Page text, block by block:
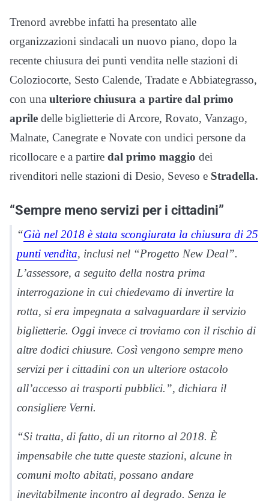
Trenord avrebbe infatti ha presentato alle
organizzazioni sindacali un nuovo piano, dopo la
recente chiusura dei punti vendita nelle stazioni di
Coloziocorte, Sesto Calende, Tradate e Abbiategrasso,
con una ulteriore chiusura a partire dal primo
aprile delle biglietterie di Arcore, Rovato, Vanzago,
Malnate, Canegrate e Novate con undici persone da
ricollocare e a partire dal primo maggio dei
rivenditori nelle stazioni di Desio, Seveso e Stradella.
“Sempre meno servizi per i cittadini”
“Già nel 2018 è stata scongiurata la chiusura di 25
punti vendita, inclusi nel “Progetto New Deal”.
L’assessore, a seguito della nostra prima
interrogazione in cui chiedevamo di invertire la
rotta, si era impegnata a salvaguardare il servizio
biglietterie. Oggi invece ci troviamo con il rischio di
altre dodici chiusure. Così vengono sempre meno
servizi per i cittadini con un ulteriore ostacolo
all’accesso ai trasporti pubblici.”, dichiara il
consigliere Verni.
“Si tratta, di fatto, di un ritorno al 2018. È
impensabile che tutte queste stazioni, alcune in
comuni molto abitati, possano andare
inevitabilmente incontro al degrado. Senza le